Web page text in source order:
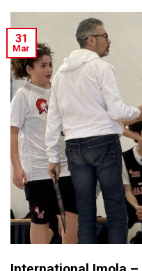
31
Mar